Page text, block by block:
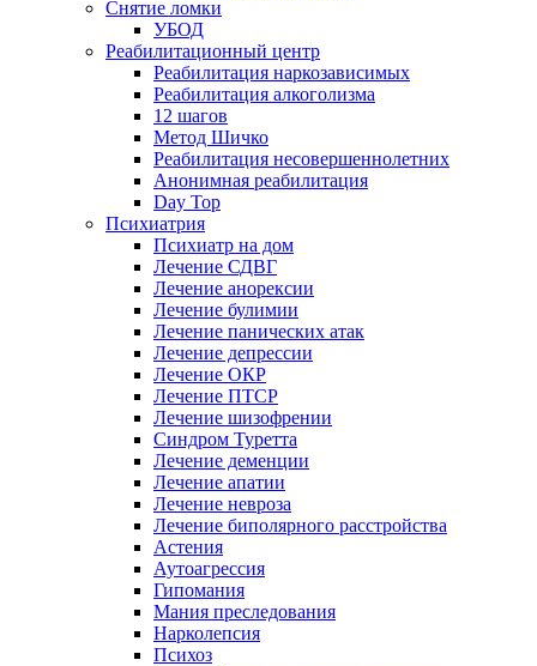
Снятие ломки
УБОД
Реабилитационный центр
Реабилитация наркозависимых
Реабилитация алкоголизма
12 шагов
Метод Шичко
Реабилитация несовершеннолетних
Анонимная реабилитация
Day Top
Психиатрия
Психиатр на дом
Лечение СДВГ
Лечение анорексии
Лечение булимии
Лечение панических атак
Лечение депрессии
Лечение ОКР
Лечение ПТСР
Лечение шизофрении
Синдром Туретта
Лечение деменции
Лечение апатии
Лечение невроза
Лечение биполярного расстройства
Астения
Аутоагрессия
Гипомания
Мания преследования
Нарколепсия
Психоз